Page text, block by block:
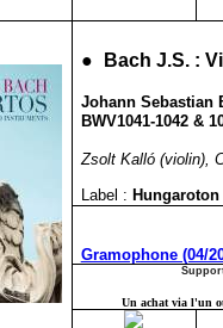
● Bach J.S. :
Johann Sebastian
BWV1041-1042 &
Zsolt Kalló (violin),
Label : Hungaroton
Gramophone (04/
Un achat via l'un